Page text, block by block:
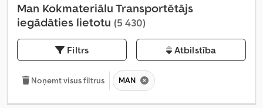
Man Kokmateriālu Transportētājs
iegādāties lietotu (5 430)
Filtrs Atbilstība
Noņemt visus filtrus MAN